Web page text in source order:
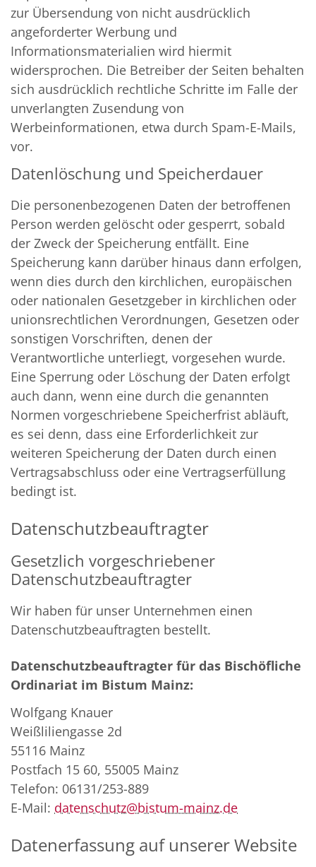
zur Übersendung von nicht ausdrücklich
angeforderter Werbung und
Informationsmaterialien wird hiermit
widersprochen. Die Betreiber der Seiten behalten
sich ausdrücklich rechtliche Schritte im Falle der
unverlangten Zusendung von
Werbeinformationen, etwa durch Spam-E-Mails,
vor.
Datenlöschung und Speicherdauer
Die personenbezogenen Daten der betroffenen
Person werden gelöscht oder gesperrt, sobald
der Zweck der Speicherung entfällt. Eine
Speicherung kann darüber hinaus dann erfolgen,
wenn dies durch den kirchlichen, europäischen
oder nationalen Gesetzgeber in kirchlichen oder
unionsrechtlichen Verordnungen, Gesetzen oder
sonstigen Vorschriften, denen der
Verantwortliche unterliegt, vorgesehen wurde.
Eine Sperrung oder Löschung der Daten erfolgt
auch dann, wenn eine durch die genannten
Normen vorgeschriebene Speicherfrist abläuft,
es sei denn, dass eine Erforderlichkeit zur
weiteren Speicherung der Daten durch einen
Vertragsabschluss oder eine Vertragserfüllung
bedingt ist.
Datenschutzbeauftragter
Gesetzlich vorgeschriebener
Datenschutzbeauftragter
Wir haben für unser Unternehmen einen
Datenschutzbeauftragten bestellt.
Datenschutzbeauftragter für das Bischöfliche
Ordinariat im Bistum Mainz:
Wolfgang Knauer
Weißliliengasse 2d
55116 Mainz
Postfach 15 60, 55005 Mainz
Telefon: 06131/253-889
E-Mail: datenschutz@bistum-mainz.de
Datenerfassung auf unserer Website